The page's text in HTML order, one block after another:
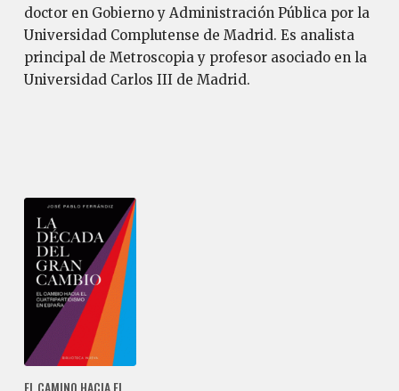
doctor en Gobierno y Administración Pública por la
Universidad Complutense de Madrid. Es analista
principal de Metroscopia y profesor asociado en la
Universidad Carlos III de Madrid.
EL CAMINO HACIA EL